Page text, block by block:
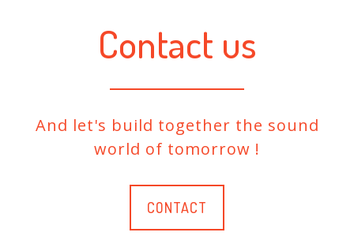
Contact us
And let's build together the sound
world of tomorrow !
CONTACT